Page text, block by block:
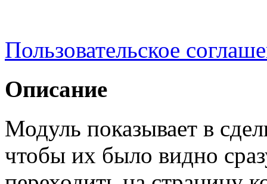
Пользовательское
Описание
Модуль показывает в
чтобы их было видно